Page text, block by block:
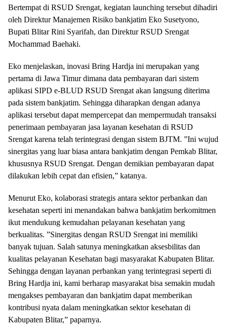
Bertempat di RSUD Srengat, kegiatan launching tersebut dihadiri
oleh Direktur Manajemen Risiko bankjatim Eko Susetyono,
Bupati Blitar Rini Syarifah, dan Direktur RSUD Srengat
Mochammad Baehaki.
Eko menjelaskan, inovasi Bring Hardja ini merupakan yang
pertama di Jawa Timur dimana data pembayaran dari sistem
aplikasi SIPD e-BLUD RSUD Srengat akan langsung diterima
pada sistem bankjatim. Sehingga diharapkan dengan adanya
aplikasi tersebut dapat mempercepat dan mempermudah transaksi
penerimaan pembayaran jasa layanan kesehatan di RSUD
Srengat karena telah terintegrasi dengan sistem BJTM. ”Ini wujud
sinergitas yang luar biasa antara bankjatim dengan Pemkab Blitar,
khususnya RSUD Srengat. Dengan demikian pembayaran dapat
dilakukan lebih cepat dan efisien,” katanya.
Menurut Eko, kolaborasi strategis antara sektor perbankan dan
kesehatan seperti ini menandakan bahwa bankjatim berkomitmen
ikut mendukung kemudahan pelayanan kesehatan yang
berkualitas. ”Sinergitas dengan RSUD Srengat ini memiliki
banyak tujuan. Salah satunya meningkatkan aksesbilitas dan
kualitas pelayanan Kesehatan bagi masyarakat Kabupaten Blitar.
Sehingga dengan layanan perbankan yang terintegrasi seperti di
Bring Hardja ini, kami berharap masyarakat bisa semakin mudah
mengakses pembayaran dan bankjatim dapat memberikan
kontribusi nyata dalam meningkatkan sektor kesehatan di
Kabupaten Blitar,” paparnya.